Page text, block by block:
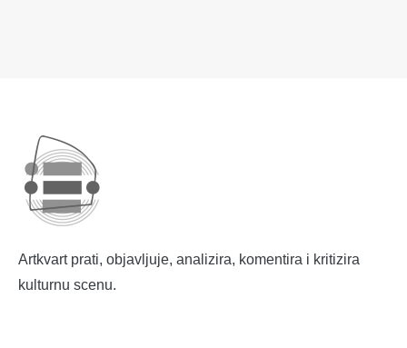
Artkvart prati, objavljuje, analizira, komentira i kritizira
kulturnu scenu.